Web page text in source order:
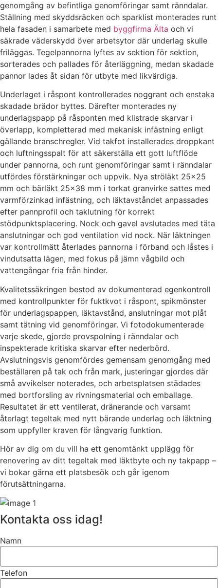
genomgång av befintliga genomföringar samt ränndalar.
Ställning med skyddsräcken och sparklist monterades runt
hela fasaden i samarbete med byggfirma Älta och vi
säkrade väderskydd över arbetsytor där underlag skulle
friläggas. Tegelpannorna lyftes av sektion för sektion,
sorterades och pallades för återläggning, medan skadade
pannor lades åt sidan för utbyte med likvärdiga.
Underlaget i råspont kontrollerades noggrant och enstaka
skadade brädor byttes. Därefter monterades ny
underlagspapp på råsponten med klistrade skarvar i
överlapp, kompletterad med mekanisk infästning enligt
gällande branschregler. Vid takfot installerades droppkant
och luftningsspalt för att säkerställa ett gott luftflöde
under pannorna, och runt genomföringar samt i ränndalar
utfördes förstärkningar och uppvik. Nya ströläkt 25×25
mm och bärläkt 25×38 mm i torkat granvirke sattes med
varmförzinkad infästning, och läktavståndet anpassades
efter pannprofil och taklutning för korrekt
stödpunktsplacering. Nock och gavel avslutades med täta
anslutningar och god ventilation vid nock. När läktningen
var kontrollmätt återlades pannorna i förband och låstes i
vindutsatta lägen, med fokus på jämn vågbild och
vattengångar fria från hinder.
Kvalitetssäkringen bestod av dokumenterad egenkontroll
med kontrollpunkter för fuktkvot i råspont, spikmönster
för underlagspappen, läktavstånd, anslutningar mot plåt
samt tätning vid genomföringar. Vi fotodokumenterade
varje skede, gjorde provspolning i ränndalar och
inspekterade kritiska skarvar efter nederbörd.
Avslutningsvis genomfördes gemensam genomgång med
beställaren på tak och från mark, justeringar gjordes där
små avvikelser noterades, och arbetsplatsen städades
med bortforsling av rivningsmaterial och emballage.
Resultatet är ett ventilerat, dränerande och varsamt
återlagt tegeltak med nytt bärande underlag och läktning
som uppfyller kraven för långvarig funktion.
Hör av dig om du vill ha ett genomtänkt upplägg för
renovering av ditt tegeltak med läktbyte och ny takpapp –
vi bokar gärna ett platsbesök och går igenom
förutsättningarna.
Kontakta oss idag!
Namn
Telefon